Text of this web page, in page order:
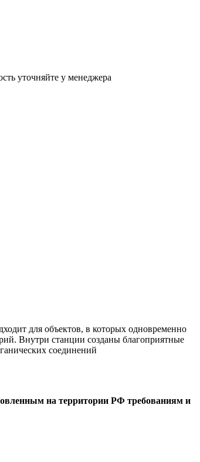
уточняйте у менеджера
для объектов, в которых одновременно
Внутри станции созданы благоприятные
соединений
на территории РФ требованиям и